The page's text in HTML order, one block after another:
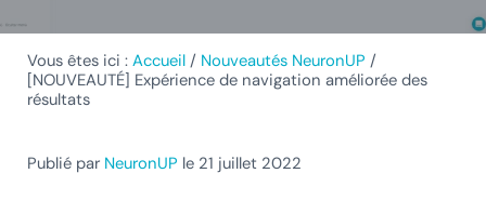
Vous êtes ici : Accueil / Nouveautés NeuronUP /
[NOUVEAUTÉ] Expérience de navigation améliorée des
résultats
Publié par NeuronUP le 21 juillet 2022